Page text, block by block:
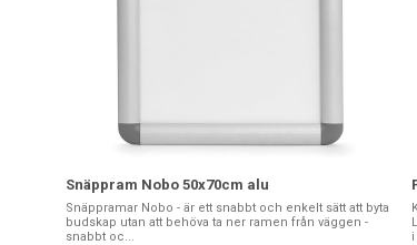
Snäppram Nobo 50x70cm alu
Snäppramar Nobo - är ett snabbt och enkelt sätt att byta
budskap utan att behöva ta ner ramen från väggen -
snabbt oc...
i